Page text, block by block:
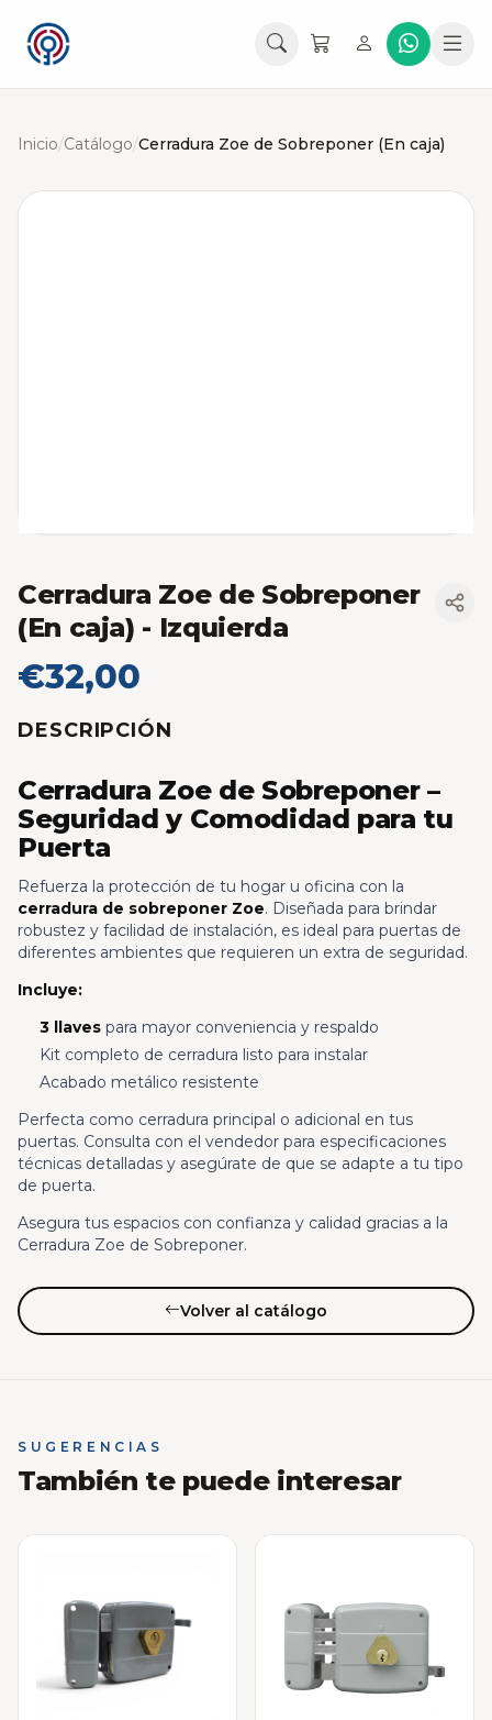
Inicio/Catálogo/Cerradura Zoe de Sobreponer (En caja)
Cerradura Zoe de Sobreponer
(En caja) - Izquierda
€32,00
DESCRIPCIÓN
Cerradura Zoe de Sobreponer –
Seguridad y Comodidad para tu
Puerta
Refuerza la protección de tu hogar u oficina con la
cerradura de sobreponer Zoe. Diseñada para brindar
robustez y facilidad de instalación, es ideal para puertas de
diferentes ambientes que requieren un extra de seguridad.
Incluye:
3 llavespara mayor conveniencia y respaldo
Kit completo de cerradura listo para instalar
Acabado metálico resistente
Perfecta como cerradura principal o adicional en tus
puertas. Consulta con el vendedor para especificaciones
técnicas detalladas y asegúrate de que se adapte a tu tipo
de puerta.
Asegura tus espacios con confianza y calidad gracias a la
Cerradura Zoe de Sobreponer.
Volver al catálogo
SUGERENCIAS
También te puede interesar